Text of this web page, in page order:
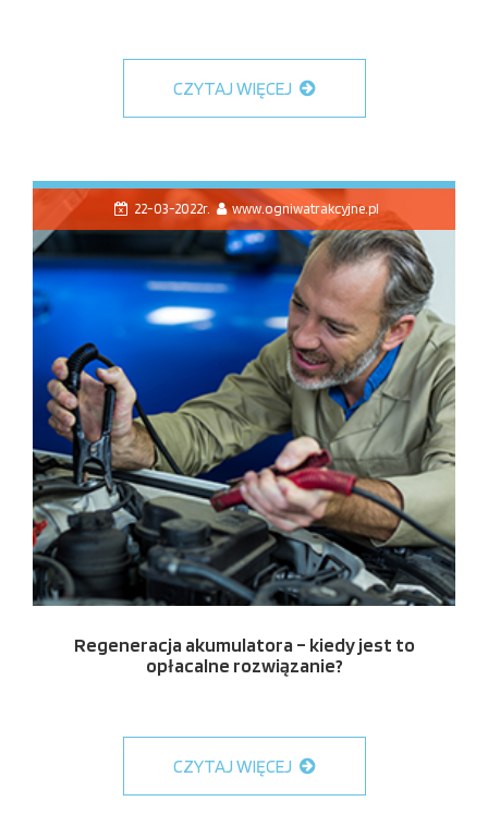
CZYTAJ WIĘCEJ
22-03-2022r. www.ogniwatrakcyjne.pl
Regeneracja akumulatora – kiedy jest to
opłacalne rozwiązanie?
CZYTAJ WIĘCEJ